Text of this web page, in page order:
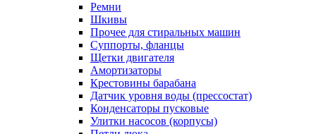
Ремни
Шкивы
Прочее для стиральных машин
Суппорты, фланцы
Щетки двигателя
Амортизаторы
Крестовины барабана
Датчик уровня воды (прессостат)
Конденсаторы пусковые
Улитки насосов (корпусы)